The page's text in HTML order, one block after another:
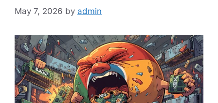
May 7, 2026 by admin